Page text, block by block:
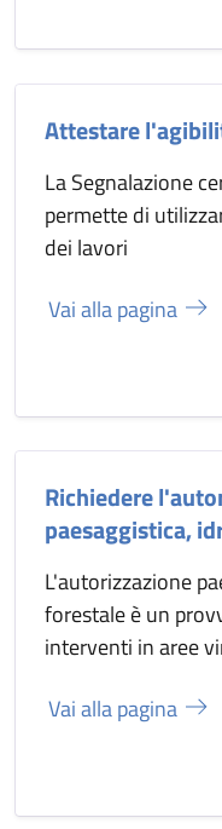
Attestare
La Segnalazione
permette di
dei lavori
Vai alla pagina
Richiedere
paesaggistica,
L'autorizzazione
forestale è un
interventi in aree
Vai alla pagina